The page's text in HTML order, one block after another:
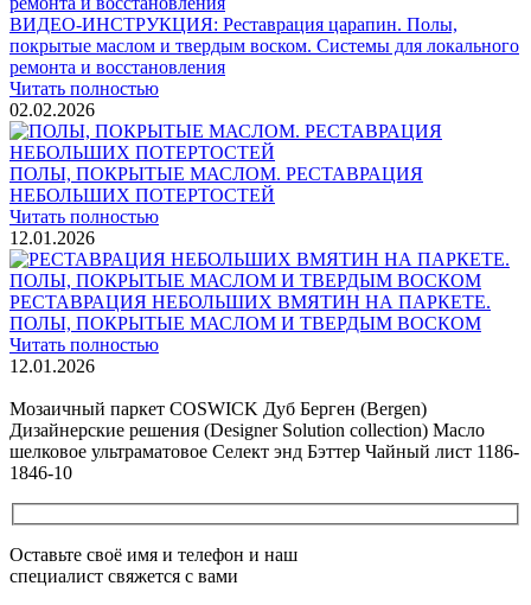
ВИДЕО-ИНСТРУКЦИЯ: Реставрация царапин. Полы,
покрытые маслом и твердым воском. Системы для локального
ремонта и восстановления
Читать полностью
02.02.2026
ПОЛЫ, ПОКРЫТЫЕ МАСЛОМ. РЕСТАВРАЦИЯ
НЕБОЛЬШИХ ПОТЕРТОСТЕЙ
Читать полностью
12.01.2026
РЕСТАВРАЦИЯ НЕБОЛЬШИХ ВМЯТИН НА ПАРКЕТЕ.
ПОЛЫ, ПОКРЫТЫЕ МАСЛОМ И ТВЕРДЫМ ВОСКОМ
Читать полностью
12.01.2026
Мозаичный паркет COSWICK Дуб Берген (Bergen)
Дизайнерские решения (Designer Solution collection) Масло
шелковое ультраматовое Селект энд Бэттер Чайный лист 1186-
1846-10
Оставьте своё имя и телефон и наш
специалист свяжется с вами